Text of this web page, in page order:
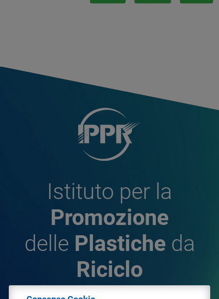
Istituto per la
Promozione
delle Plastiche da
Riciclo